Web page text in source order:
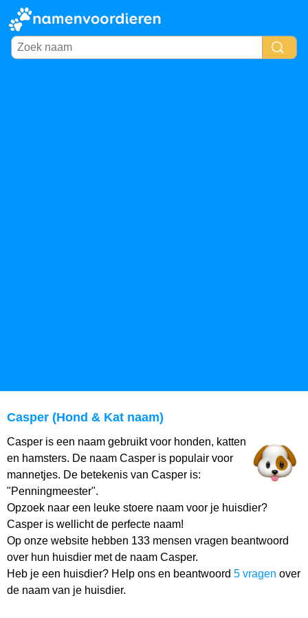
Casper (Hond & Kat naam)
Casper is een naam gebruikt voor honden, katten
en hamsters. De naam Casper is populair voor
mannetjes. De betekenis van Casper is:
"Penningmeester".
Opzoek naar een leuke stoere naam voor je huisdier?
Casper is wellicht de perfecte naam!
Op onze website hebben 133 mensen vragen beantwoord
over hun huisdier met de naam Casper.
Heb je een huisdier? Help ons en beantwoord 5 vragen over
de naam van je huisdier.